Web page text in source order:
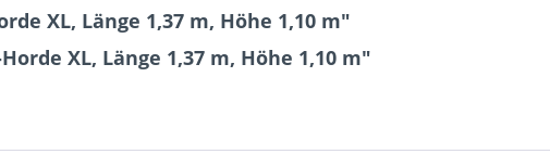
XL, Länge 1,37 m, Höhe 1,10 m"
XL, Länge 1,37 m, Höhe 1,10 m"